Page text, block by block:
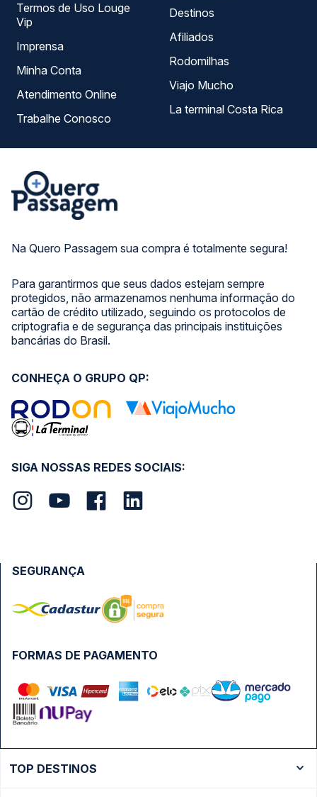
Na Quero Passagem sua compra é totalmente segura!
Para garantirmos que seus dados estejam sempre
protegidos, não armazenamos nenhuma informação do
cartão de crédito utilizado, seguindo os protocolos de
criptografia e de segurança das principais instituições
bancárias do Brasil.
Termos de Uso Louge
Vip
Imprensa
Minha Conta
Atendimento Online
Trabalhe Conosco
Destinos
Afiliados
Rodomilhas
Viajo Mucho
La terminal Costa Rica
SIGA NOSSAS REDES SOCIAIS:
CONHEÇA O GRUPO QP:
FORMAS DE PAGAMENTO
SEGURANÇA
TOP DESTINOS